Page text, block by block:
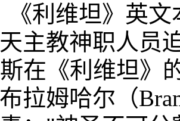
《利维坦》英
主教神职人员
在《利维坦》
拉姆哈尔（